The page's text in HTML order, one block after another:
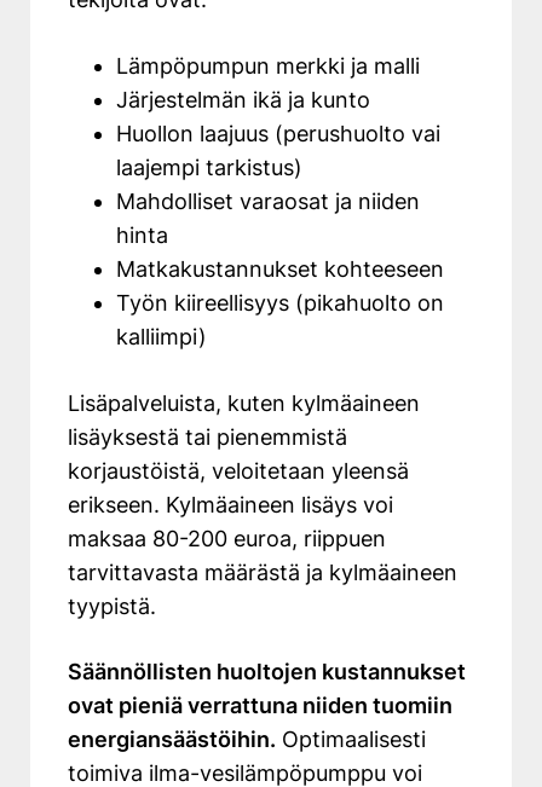
Lämpöpumpun merkki ja malli
Järjestelmän ikä ja kunto
Huollon laajuus (perushuolto vai
laajempi tarkistus)
Mahdolliset varaosat ja niiden
hinta
Matkakustannukset kohteeseen
Työn kiireellisyys (pikahuolto on
kalliimpi)
Lisäpalveluista, kuten kylmäaineen
lisäyksestä tai pienemmistä
korjaustöistä, veloitetaan yleensä
erikseen. Kylmäaineen lisäys voi
maksaa 80-200 euroa, riippuen
tarvittavasta määrästä ja kylmäaineen
tyypistä.
Säännöllisten huoltojen kustannukset
ovat pieniä verrattuna niiden tuomiin
energiansäästöihin. Optimaalisesti
toimiva ilma-vesilämpöpumppu voi